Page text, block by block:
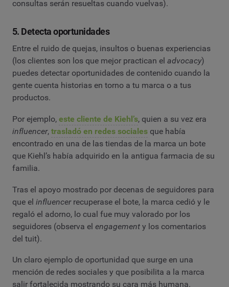
consultas serán resueltas cuando vuelvas).
5. Detecta oportunidades
Entre el ruido de quejas, insultos o buenas experiencias
(los clientes son los que mejor practican el advocacy)
puedes detectar oportunidades de contenido cuando la
gente cuenta historias en torno a tu marca o a tus
productos.
Por ejemplo, este cliente de Kiehl’s, quien a su vez era
influencer, trasladó en redes sociales que había
encontrado en una de las tiendas de la marca un bote
que Kiehl’s había adquirido en la antigua farmacia de su
familia.
Tras el apoyo mostrado por decenas de seguidores para
que el influencerrecuperase el bote, la marca cedió y le
regaló el adorno, lo cual fue muy valorado por los
seguidores (observa el engagement y los comentarios
del tuit).
Un claro ejemplo de oportunidad que surge en una
mención de redes sociales y que posibilita a la marca
salir fortalecida mostrando su cara más humana.